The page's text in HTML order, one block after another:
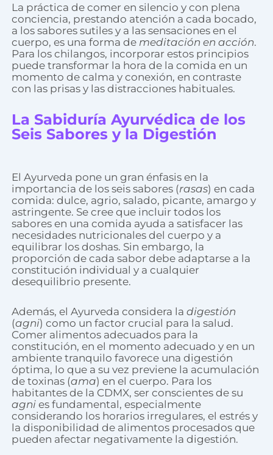
La práctica de comer en silencio y con plena
conciencia, prestando atención a cada bocado,
a los sabores sutiles y a las sensaciones en el
cuerpo, es una forma de meditación en acción.
Para los chilangos, incorporar estos principios
puede transformar la hora de la comida en un
momento de calma y conexión, en contraste
con las prisas y las distracciones habituales.
La Sabiduría Ayurvédica de los
Seis Sabores y la Digestión
El Ayurveda pone un gran énfasis en la
importancia de los seis sabores (rasas) en cada
comida: dulce, agrio, salado, picante, amargo y
astringente. Se cree que incluir todos los
sabores en una comida ayuda a satisfacer las
necesidades nutricionales del cuerpo y a
equilibrar los doshas. Sin embargo, la
proporción de cada sabor debe adaptarse a la
constitución individual y a cualquier
desequilibrio presente.
Además, el Ayurveda considera ladigestión
(agni) como un factor crucial para la salud.
Comer alimentos adecuados para la
constitución, en el momento adecuado y en un
ambiente tranquilo favorece una digestión
óptima, lo que a su vez previene la acumulación
de toxinas (ama) en el cuerpo. Para los
habitantes de la CDMX, ser conscientes de su
agni es fundamental, especialmente
considerando los horarios irregulares, el estrés y
la disponibilidad de alimentos procesados que
pueden afectar negativamente la digestión.